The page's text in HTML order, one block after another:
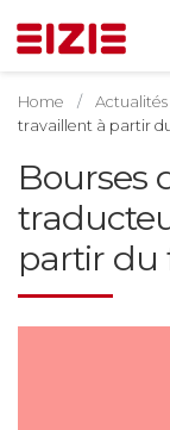
Home Actualités
travaillent à partir
Bourses
partir du